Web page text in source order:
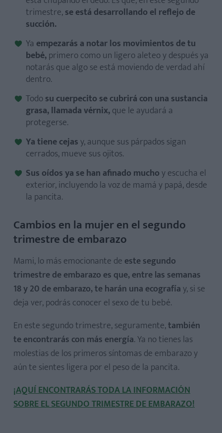
trimestre,se está desarrollando el reflejo de
succión.
Ya empezarás a notar los movimientos de tu
bebé,primero como un ligero aleteo y después ya
notarás que algo se está moviendo de verdad ahí
dentro.
Todosu cuerpecito se cubrirá con una sustancia
grasa, llamada vérnix,que le ayudará a
protegerse.
Ya tiene cejasy, aunque sus párpados sigan
cerrados, mueve sus ojitos.
Sus oídos ya se han afinado muchoy escucha el
exterior, incluyendo la voz de mamá y papá, desde
la pancita.
Cambios en la mujer en el segundo
trimestre de embarazo
Mami, lo más emocionante de este segundo
trimestre de embarazo es que, entre las semanas
18 y 20 de embarazo, te harán una ecografíay, si se
deja ver, podrás conocer el sexo de tu bebé.
En este segundo trimestre, seguramente,también
te encontrarás con más energía. Ya no tienes las
molestias de los primeros síntomas de embarazo y
aún te sientes ligera por el peso de la pancita.
¡AQUÍ ENCONTRARÁS TODA LA INFORMACIÓN
SOBRE EL SEGUNDO TRIMESTRE DE EMBARAZO!